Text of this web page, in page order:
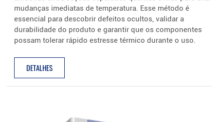
mudanças imediatas de temperatura. Esse método é
essencial para descobrir defeitos ocultos, validar a
durabilidade do produto e garantir que os componentes
possam tolerar rápido estresse térmico durante o uso.
DETALHES